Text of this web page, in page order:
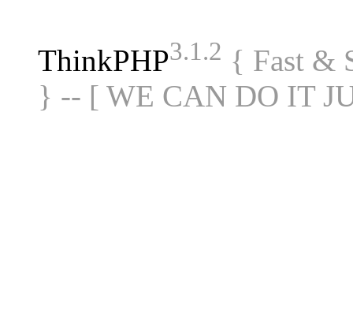
ThinkPHP3.1.2 { Fast &
} -- [ WE CAN DO IT